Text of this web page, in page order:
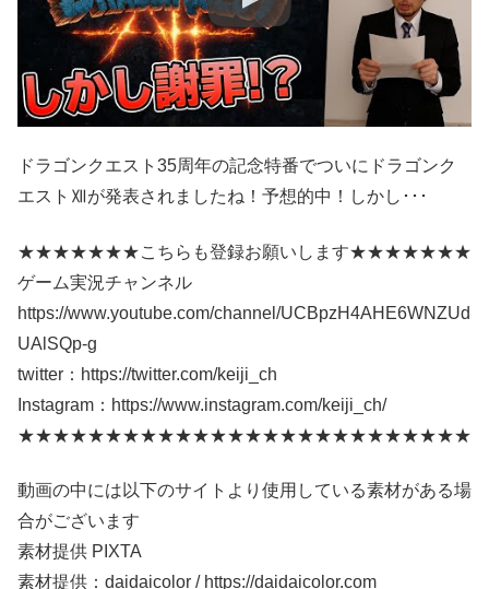
ドラゴンクエスト35周年の記念特番でついにドラゴンク
エストⅫが発表されましたね！予想的中！しかし･･･
★★★★★★★こちらも登録お願いします★★★★★★★
ゲーム実況チャンネル
https://www.youtube.com/channel/UCBpzH4AHE6WNZUd
UAlSQp-g
twitter：https://twitter.com/keiji_ch
Instagram：https://www.instagram.com/keiji_ch/
★★★★★★★★★★★★★★★★★★★★★★★★★★
動画の中には以下のサイトより使用している素材がある場
合がございます
素材提供 PIXTA
素材提供：daidaicolor / https://daidaicolor.com